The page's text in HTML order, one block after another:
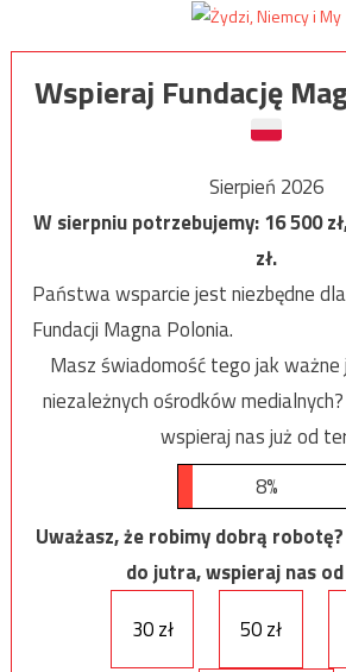
Wspieraj Fundację
Sierpień 2026
W sierpniu potrzebujemy:16 500
zł.
Państwa wsparcie jest niezbędne
Fundacji Magna Polonia.
Masz świadomość tego jak
niezależnych ośrodków
wspieraj nas już od
8%
Uważasz, że robimy dobrą
do jutra, wspieraj nas
30 zł
50 zł